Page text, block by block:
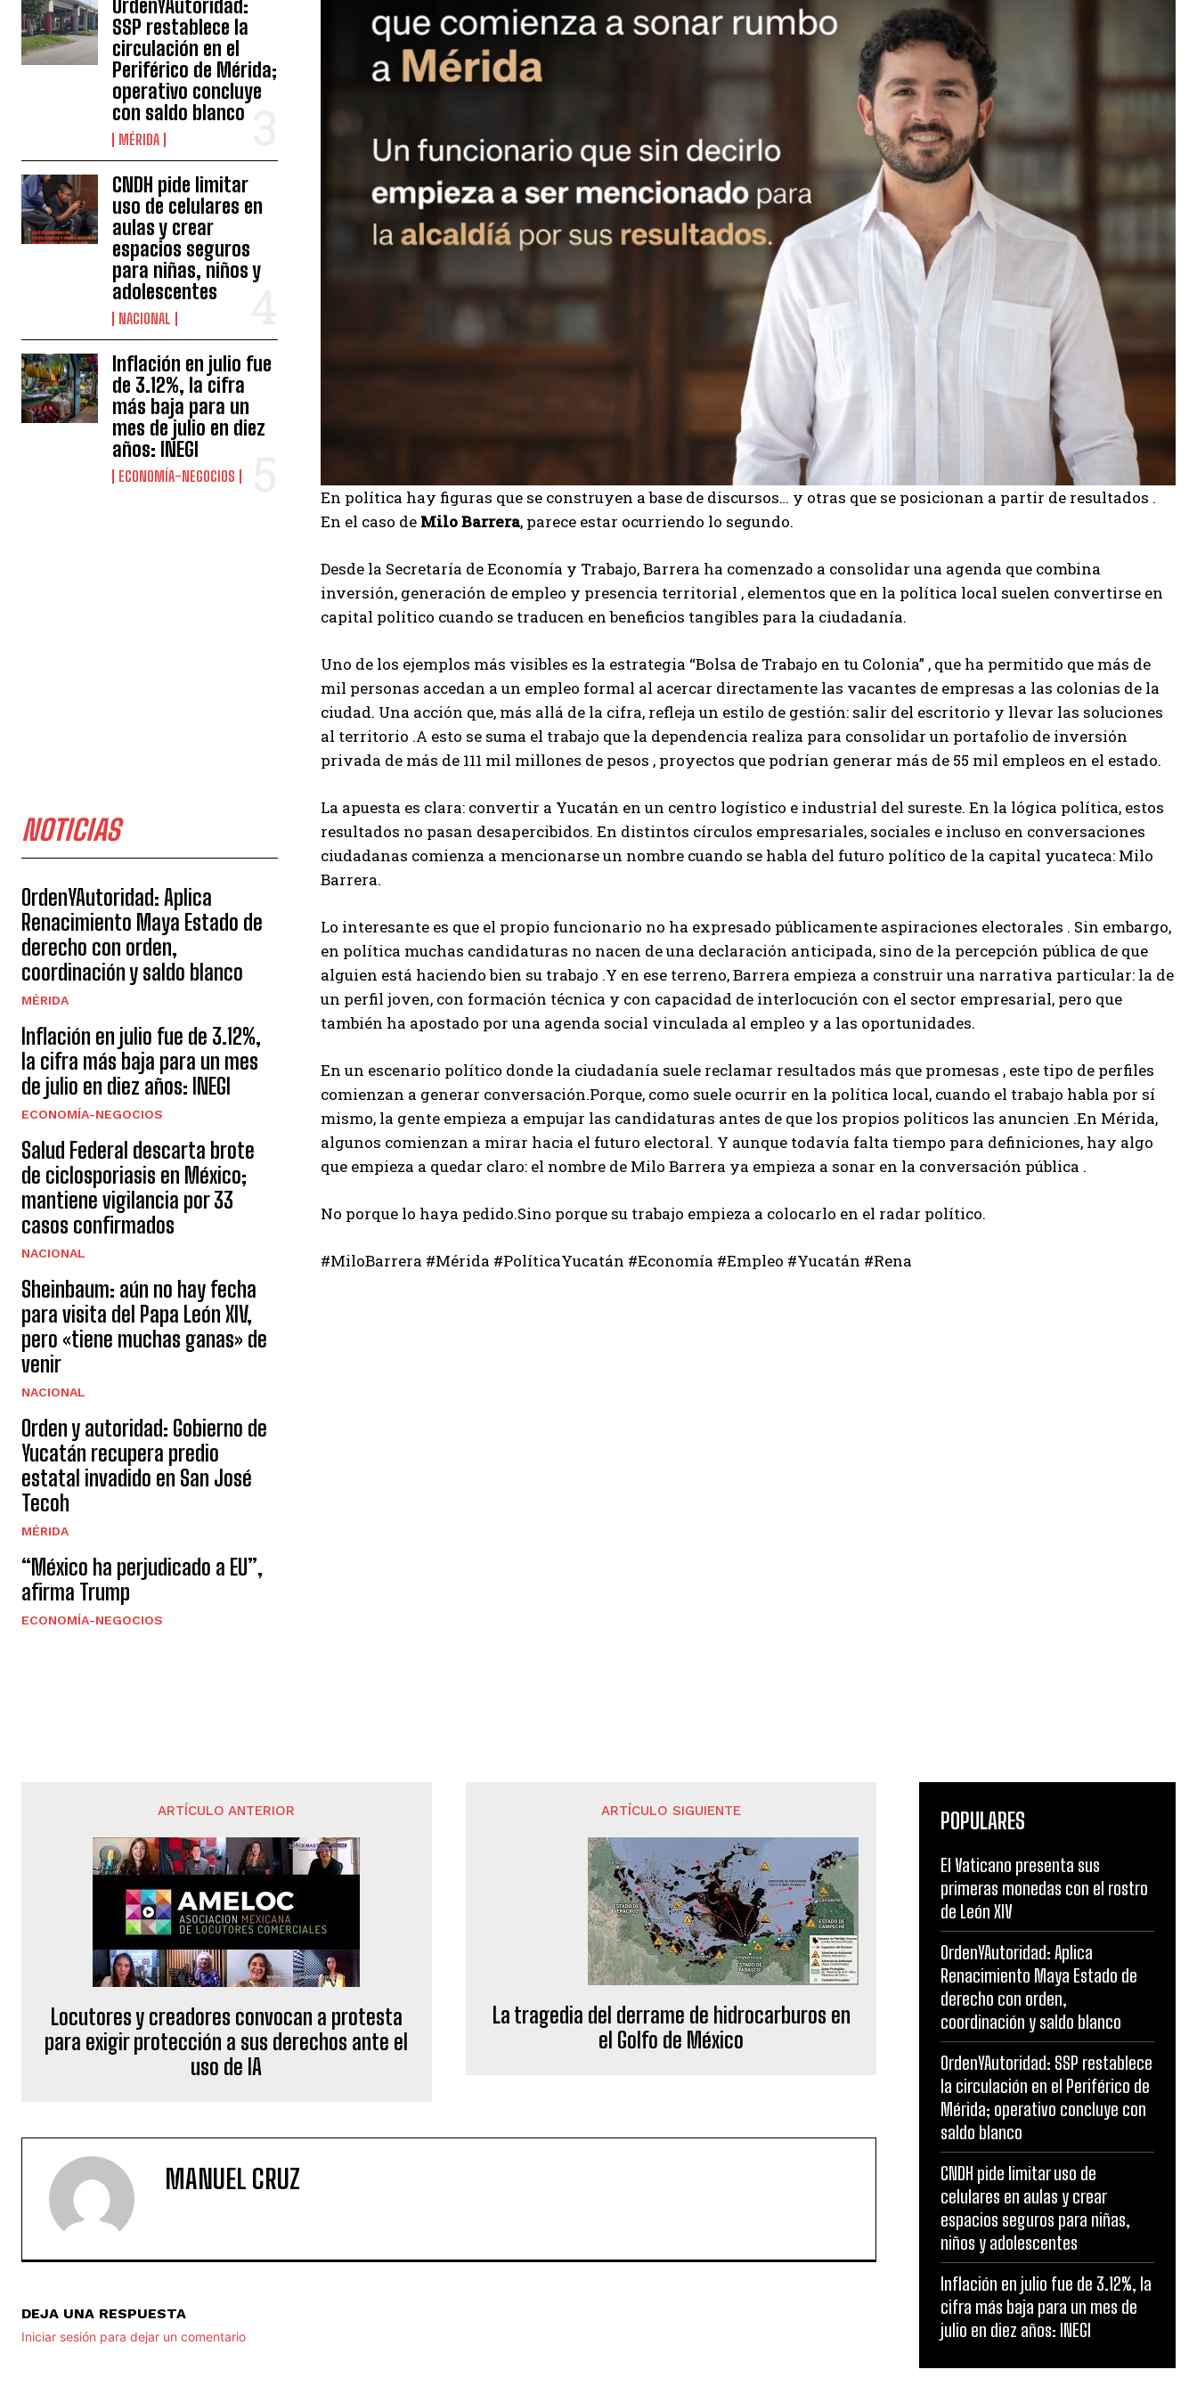
OrdenYAutoridad:
SSP restablece la
circulación en el
Periférico de Mérida;
operativo concluye
con saldo blanco
MÉRIDA
CNDH pide limitar
uso de celulares en
aulas y crear
espacios seguros
para niñas, niños y
adolescentes
NACIONAL
Inflación en julio fue
de 3.12%, la cifra
más baja para un
mes de julio en diez
años: INEGI
ECONOMÍA-NEGOCIOS
NOTICIAS
OrdenYAutoridad: Aplica
Renacimiento Maya Estado de
derecho con orden,
coordinación y saldo blanco
MÉRIDA
Inflación en julio fue de 3.12%,
la cifra más baja para un mes
de julio en diez años: INEGI
ECONOMÍA-NEGOCIOS
Salud Federal descarta brote
de ciclosporiasis en México;
mantiene vigilancia por 33
casos confirmados
NACIONAL
Sheinbaum: aún no hay fecha
para visita del Papa León XIV,
pero «tiene muchas ganas» de
venir
NACIONAL
Orden y autoridad: Gobierno de
Yucatán recupera predio
estatal invadido en San José
Tecoh
MÉRIDA
“México ha perjudicado a EU”,
afirma Trump
ECONOMÍA-NEGOCIOS
En política hay figuras que se construyen a base de discursos… y otras que se posicionan a partir de resultados .
En el caso de Milo Barrera, parece estar ocurriendo lo segundo.
Desde la Secretaría de Economía y Trabajo, Barrera ha comenzado a consolidar una agenda que combina
inversión, generación de empleo y presencia territorial , elementos que en la política local suelen convertirse en
capital político cuando se traducen en beneficios tangibles para la ciudadanía.
Uno de los ejemplos más visibles es la estrategia “Bolsa de Trabajo en tu Colonia” , que ha permitido que más de
mil personas accedan a un empleo formal al acercar directamente las vacantes de empresas a las colonias de la
ciudad. Una acción que, más allá de la cifra, refleja un estilo de gestión: salir del escritorio y llevar las soluciones
al territorio .A esto se suma el trabajo que la dependencia realiza para consolidar un portafolio de inversión
privada de más de 111 mil millones de pesos , proyectos que podrían generar más de 55 mil empleos en el estado.
La apuesta es clara: convertir a Yucatán en un centro logístico e industrial del sureste. En la lógica política, estos
resultados no pasan desapercibidos. En distintos círculos empresariales, sociales e incluso en conversaciones
ciudadanas comienza a mencionarse un nombre cuando se habla del futuro político de la capital yucateca: Milo
Barrera.
Lo interesante es que el propio funcionario no ha expresado públicamente aspiraciones electorales . Sin embargo,
en política muchas candidaturas no nacen de una declaración anticipada, sino de la percepción pública de que
alguien está haciendo bien su trabajo .Y en ese terreno, Barrera empieza a construir una narrativa particular: la de
un perfil joven, con formación técnica y con capacidad de interlocución con el sector empresarial, pero que
también ha apostado por una agenda social vinculada al empleo y a las oportunidades.
En un escenario político donde la ciudadanía suele reclamar resultados más que promesas , este tipo de perfiles
comienzan a generar conversación.Porque, como suele ocurrir en la política local, cuando el trabajo habla por sí
mismo, la gente empieza a empujar las candidaturas antes de que los propios políticos las anuncien .En Mérida,
algunos comienzan a mirar hacia el futuro electoral. Y aunque todavía falta tiempo para definiciones, hay algo
que empieza a quedar claro: el nombre de Milo Barrera ya empieza a sonar en la conversación pública .
No porque lo haya pedido.Sino porque su trabajo empieza a colocarlo en el radar político.
#MiloBarrera #Mérida #PolíticaYucatán #Economía #Empleo #Yucatán #Rena
ARTÍCULO ANTERIOR
Locutores y creadores convocan a protesta
para exigir protección a sus derechos ante el
uso de IA
ARTÍCULO SIGUIENTE
La tragedia del derrame de hidrocarburos en
el Golfo de México
MANUEL CRUZ
DEJA UNA RESPUESTA
Iniciar sesión para dejar un comentario
POPULARES
El Vaticano presenta sus
primeras monedas con el rostro
de León XIV
OrdenYAutoridad: Aplica
Renacimiento Maya Estado de
derecho con orden,
coordinación y saldo blanco
OrdenYAutoridad: SSP restablece
la circulación en el Periférico de
Mérida; operativo concluye con
saldo blanco
CNDH pide limitar uso de
celulares en aulas y crear
espacios seguros para niñas,
niños y adolescentes
Inflación en julio fue de 3.12%, la
cifra más baja para un mes de
julio en diez años: INEGI